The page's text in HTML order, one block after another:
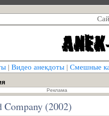
| Видео анекдоты | Смешные
Реклама
(2002)